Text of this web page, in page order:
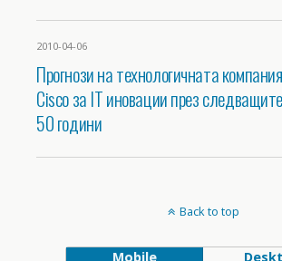
2010-04-06
Прогнози на технологичната компания
Cisco за IT иновации през следващите
50 години
Back to top
Mobile